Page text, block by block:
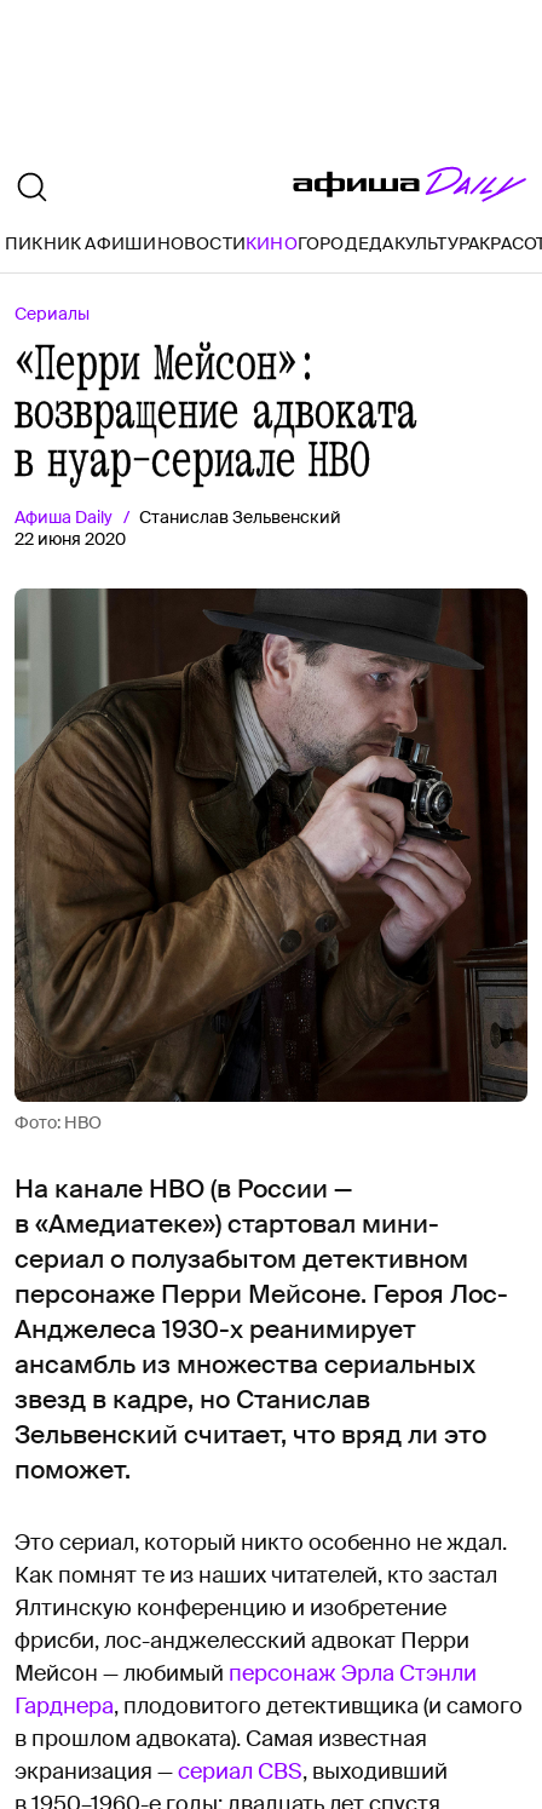
ПИКНИК АФИШИНОВОСТИКИНОГОРОДЕДАКУЛЬТУРА
Сериалы
«Перри Мейсон»:
возвращение адвоката
в нуар-сериале HBO
Афиша Daily
Станислав Зельвенский
22 июня 2020
Фото: HBO
На канале HBO (в России —
в «Амедиатеке») стартовал мини-
сериал о полузабытом детективном
персонаже Перри Мейсоне. Героя Лос-
Анджелеса 1930-х реанимирует
ансамбль из множества сериальных
звезд в кадре, но Станислав
Зельвенский считает, что вряд ли это
поможет.
Это сериал, который никто особенно не ждал.
Как помнят те из наших читателей, кто застал
Ялтинскую конференцию и изобретение
фрисби, лос-анджелесский адвокат Перри
Мейсон — любимый персонаж Эрла Стэнли
Гарднера, плодовитого детективщика (и самого
в прошлом адвоката). Самая известная
экранизация —сериал CBS, выходивший